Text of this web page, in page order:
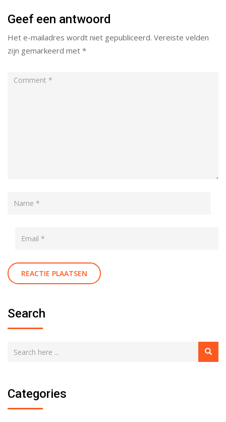
Geef een antwoord
Het e-mailadres wordt niet gepubliceerd. Vereiste velden
zijn gemarkeerd met *
Search
Categories